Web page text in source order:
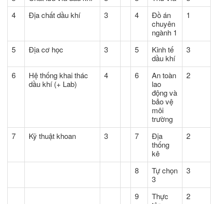
4
Địa chất dầu khí 3 4
Đồ án
chuyên
ngành 1
1
5 Địa cơ học 3 5
Kinh tế
dầu khí
3
6
Hệ thống khai thác
dầu khí (+ Lab)
4 6
An toàn
lao
động và
bảo vệ
môi
trường
2
7 Kỹ thuật khoan 3 7
Địa
thống
kê
2
8
Tự chọn
3
3
9
Thực
2